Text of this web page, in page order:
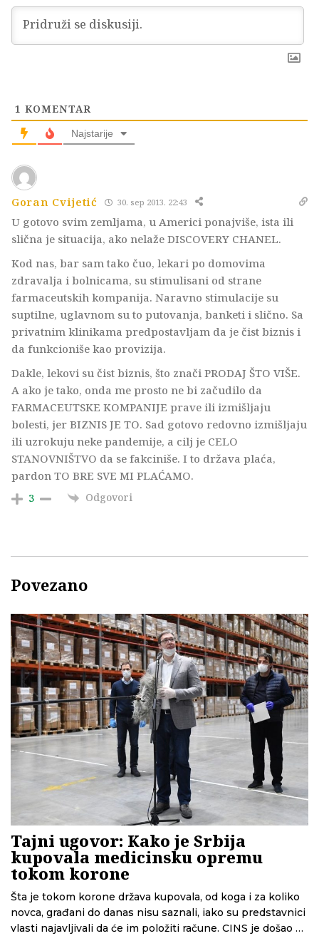
1 KOMENTAR
Najstarije
Goran Cvijetić 30. sep 2013. 22:43
U gotovo svim zemljama, u Americi ponajviše, ista ili
slična je situacija, ako nelaže DISCOVERY CHANEL.
Kod nas, bar sam tako čuo, lekari po domovima
zdravalja i bolnicama, su stimulisani od strane
farmaceutskih kompanija. Naravno stimulacije su
suptilne, uglavnom su to putovanja, banketi i slično. Sa
privatnim klinikama predpostavljam da je čist biznis i
da funkcioniše kao provizija.
Dakle, lekovi su čist biznis, što znači PRODAJ ŠTO VIŠE.
A ako je tako, onda me prosto ne bi začudilo da
FARMACEUTSKE KOMPANIJE prave ili izmišljaju
bolesti, jer BIZNIS JE TO. Sad gotovo redovno izmišljaju
ili uzrokuju neke pandemije, a cilj je CELO
STANOVNIŠTVO da se fakciniše. I to država plaća,
pardon TO BRE SVE MI PLAĆAMO.
3 Odgovori
Povezano
Tajni ugovor: Kako je Srbija
kupovala medicinsku opremu
tokom korone
Šta je tokom korone država kupovala, od koga i za koliko
novca, građani do danas nisu saznali, iako su predstavnici
vlasti najavljivali da će im položiti račune. CINS je došao do